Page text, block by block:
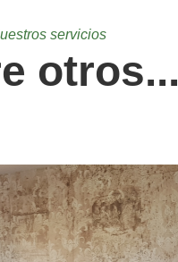
servicios
otros...